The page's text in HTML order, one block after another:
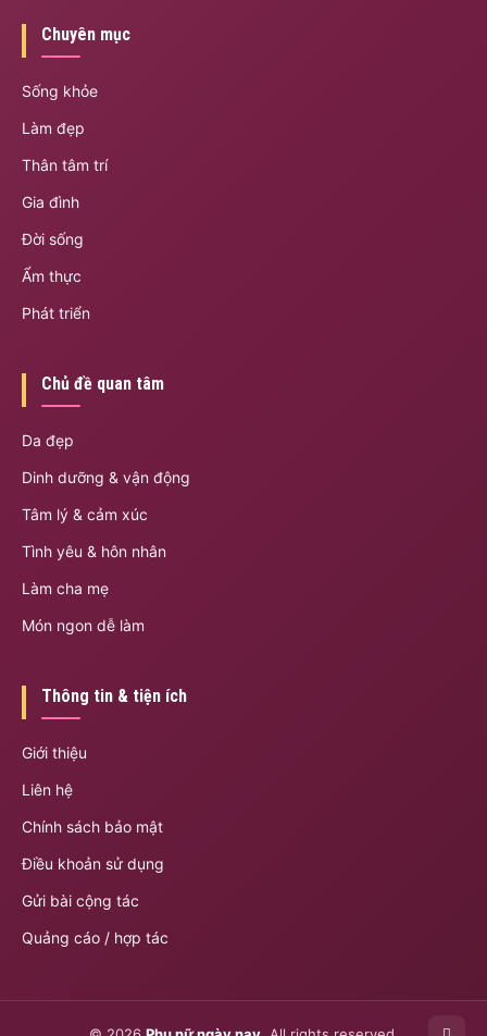
Chuyên mục
Sống khỏe
Làm đẹp
Thân tâm trí
Gia đình
Đời sống
Ẩm thực
Phát triển
Chủ đề quan tâm
Da đẹp
Dinh dưỡng & vận động
Tâm lý & cảm xúc
Tình yêu & hôn nhân
Làm cha mẹ
Món ngon dễ làm
Thông tin & tiện ích
Giới thiệu
Liên hệ
Chính sách bảo mật
Điều khoản sử dụng
Gửi bài cộng tác
Quảng cáo / hợp tác